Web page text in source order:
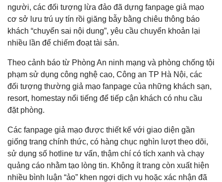
người, các đối tượng lừa đảo đã dựng fanpage giả mạo
cơ sở lưu trú uy tín rồi giăng bẫy bằng chiêu thông báo
khách “chuyển sai nội dung”, yêu cầu chuyển khoản lại
nhiều lần để chiếm đoạt tài sản.
Theo cảnh báo từ Phòng An ninh mạng và phòng chống tội
phạm sử dụng công nghệ cao, Công an TP Hà Nội, các
đối tượng thường giả mạo fanpage của những khách sạn,
resort, homestay nổi tiếng để tiếp cận khách có nhu cầu
đặt phòng.
Các fanpage giả mạo được thiết kế với giao diện gần
giống trang chính thức, có hàng chục nghìn lượt theo dõi,
sử dụng số hotline tư vấn, thậm chí có tích xanh và chạy
quảng cáo nhằm tạo lòng tin. Không ít trang còn xuất hiện
nhiều bình luận “ảo” khen ngợi dịch vụ hoặc xác nhận đã